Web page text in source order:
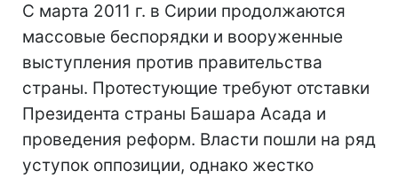
С марта 2011 г. в Сирии продолжаются
массовые беспорядки и вооруженные
выступления против правительства
страны. Протестующие требуют отставки
Президента страны Башара Асада и
проведения реформ. Власти пошли на ряд
уступок оппозиции, однако жестко